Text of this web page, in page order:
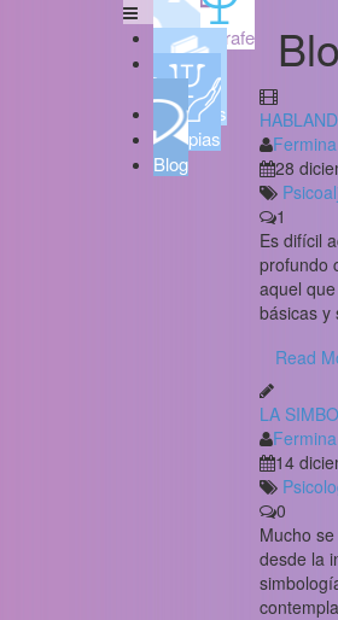
Psicoaljarafe
Quién
Servicios
Terapias
Blog
28
1
Es difícil
profundo
aquel
básicas
Read
LA
14
0
Mucho
desde la